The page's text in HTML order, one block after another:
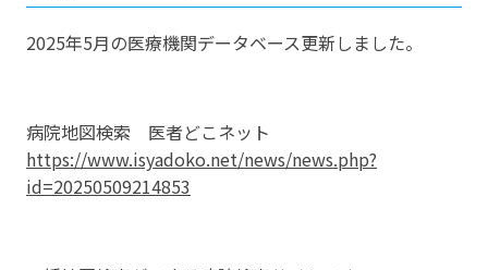
2025年5月の医療機関データベース更新しました。
病院地図検索 医者どこネット
https://www.isyadoko.net/news/news.php?
id=20250509214853